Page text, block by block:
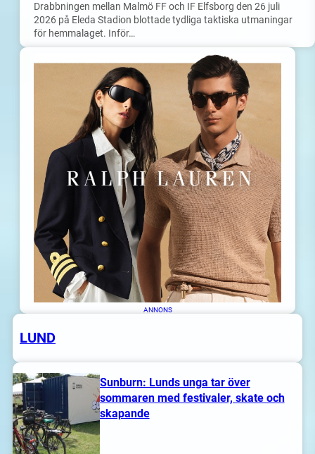
Drabbningen mellan Malmö FF och IF Elfsborg den 26 juli
2026 på Eleda Stadion blottade tydliga taktiska utmaningar
för hemmalaget. Inför…
ANNONS
LUND
Sunburn: Lunds unga tar över
sommaren med festivaler, skate och
skapande